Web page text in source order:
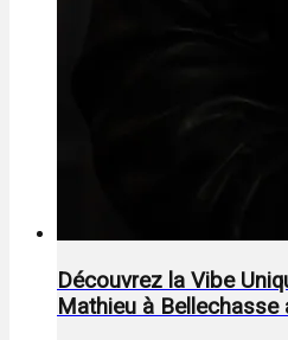
Découvrez la Vibe
Mathieu à